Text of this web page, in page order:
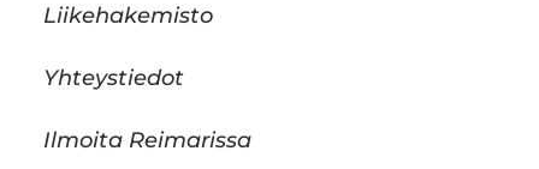
Liikehakemisto
Yhteystiedot
Ilmoita Reimarissa